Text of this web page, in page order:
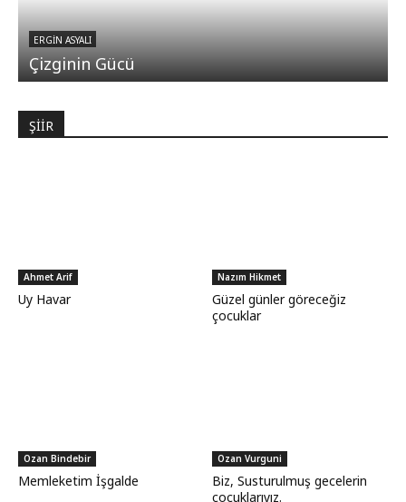
ERGIN ASYALI
Çizginin Gücü
ŞİİR
Ahmet Arif
Uy Havar
Nazım Hikmet
Güzel günler göreceğiz
çocuklar
Ozan Bindebir
Memleketim İşgalde
Ozan Vurguni
Biz, Susturulmuş gecelerin
çocuklarıyız.